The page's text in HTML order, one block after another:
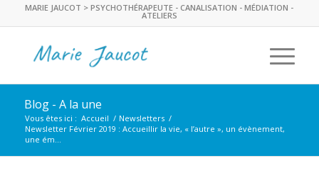
MARIE JAUCOT > PSYCHOTHÉRAPEUTE - CANALISATION - MÉDIATION -
ATELIERS
Blog - A la une
Vous êtes ici : Accueil / Newsletters /
Newsletter Février 2019 : Accueillir la vie, « l’autre », un évènement,
une ém...